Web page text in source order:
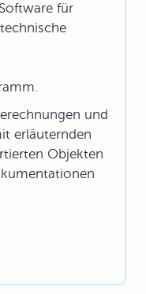
für
und
erläuternden
Objekten